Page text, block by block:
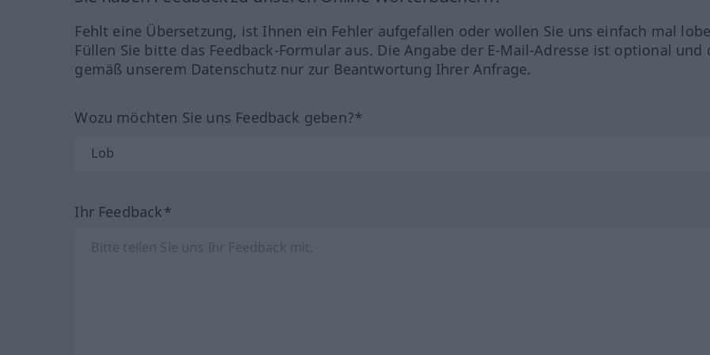
Fehlt eine Übersetzung, ist Ihnen ein Fehler aufgefallen oder wollen Sie uns einfach mal
Füllen Sie bitte das Feedback-Formular aus. Die Angabe der E-Mail-Adresse ist optional und
gemäß unserem Datenschutz nur zur Beantwortung Ihrer Anfrage.
Wozu möchten Sie uns Feedback geben?*
Ihr Feedback*